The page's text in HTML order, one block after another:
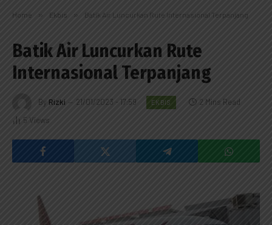
Home » Ekbis » Batik Air Luncurkan Rute Internasional Terpanjang
Batik Air Luncurkan Rute
Internasional Terpanjang
By Rizki 21/01/2023 - 17:59 EKBIS
2 Mins Read
5 Views